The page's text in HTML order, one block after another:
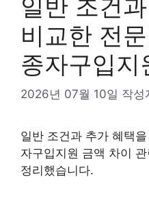
일반 조건
비교한 전
종자구입지
2026년 07월 10일 작성
일반 조건과 추가 혜택
자구입지원 금액 차이
정리했습니다.